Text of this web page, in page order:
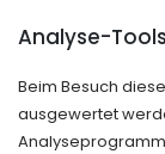
Analyse-
Beim Besuch
ausgewertet